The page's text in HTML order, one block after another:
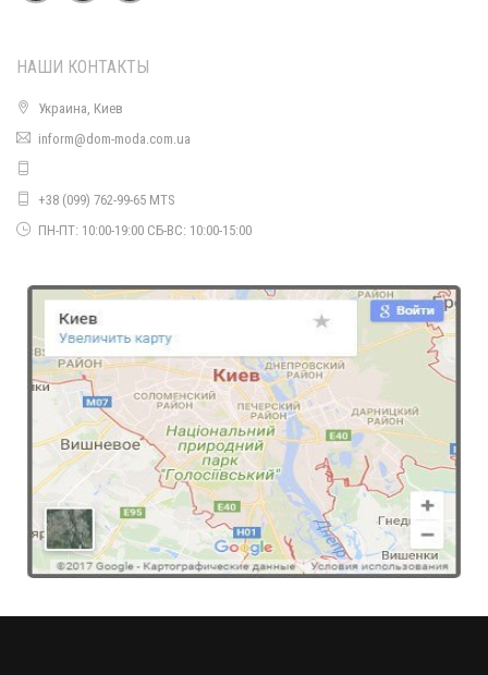
Женский строгий костюм с брюками
Женский костюм из люрекса
960.00грн.
НАШИ КОНТАКТЫ
Украина, Киев
inform@dom-moda.com.ua
+38 (099) 762-99-65 MTS
ПН-ПТ: 10:00-19:00 СБ-ВС: 10:00-15:00